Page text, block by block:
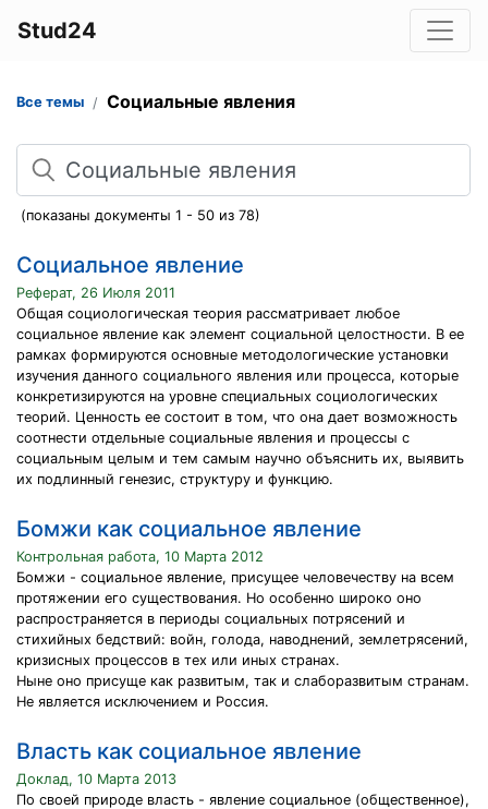
Stud24
Все темы Социальные явления
Поиск
(показаны документы 1 - 50 из 78)
Социальное явление
Реферат, 26 Июля 2011
Общая социологическая теория рассматривает любое
социальное явление как элемент социальной целостности. В ее
рамках формируются основные методологические установки
изучения данного социального явления или процесса, которые
конкретизируются на уровне специальных социологических
теорий. Ценность ее состоит в том, что она дает возможность
соотнести отдельные социальные явления и процессы с
социальным целым и тем самым научно объяснить их, выявить
их подлинный генезис, структуру и функцию.
Бомжи как социальное явление
Контрольная работа, 10 Марта 2012
Бомжи - социальное явление, присущее человечеству на всем
протяжении его существования. Но особенно широко оно
распространяется в периоды социальных потрясений и
стихийных бедствий: войн, голода, наводнений, землетрясений,
кризисных процессов в тех или иных странах.
Ныне оно присуще как развитым, так и слаборазвитым странам.
Не является исключением и Россия.
Власть как социальное явление
Доклад, 10 Марта 2013
По своей природе власть - явление социальное (общественное),